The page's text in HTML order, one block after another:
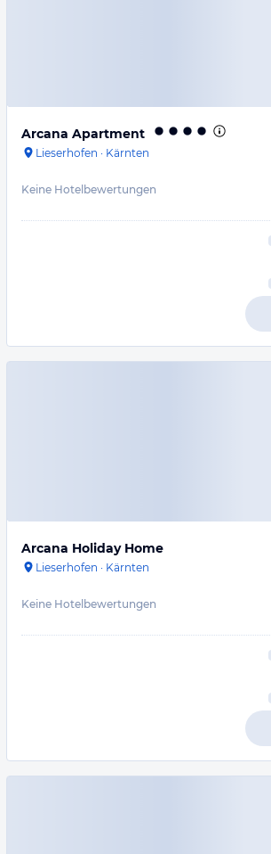
Arcana Apartment
Lieserhofen · Kärnten
Keine Hotelbewertungen
Arcana Holiday Home
Lieserhofen · Kärnten
Keine Hotelbewertungen